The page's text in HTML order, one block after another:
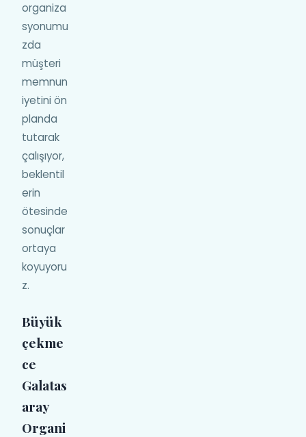
organiza
syonumu
zda
müşteri
memnun
iyetini ön
planda
tutarak
çalışıyor,
beklentil
erin
ötesinde
sonuçlar
ortaya
koyuyoru
z.
Büyük
çekme
ce
Galatas
aray
Organi